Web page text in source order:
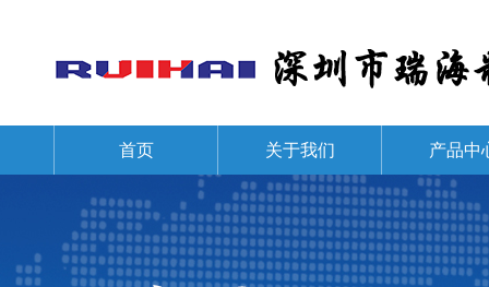
首页 关于我们 产品中